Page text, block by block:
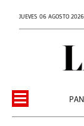
JUEVES 06 AGOSTO 2026